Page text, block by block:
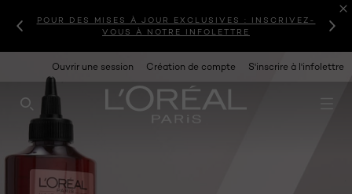
POUR DES MISES À JOUR EXCLUSIVES : INSCRIVEZ-
VOUS À NOTRE INFOLETTRE
Ouvrir une session Création de compte S'inscrire à l'infolettre
RECHERCHE CE SITE